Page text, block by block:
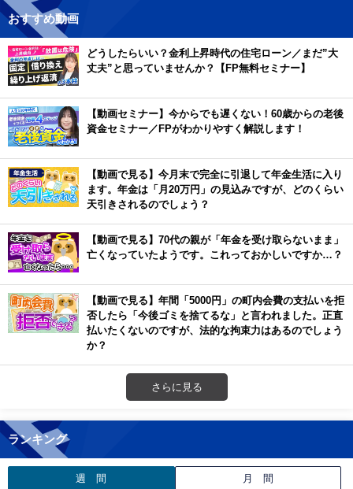
おすすめ動画
どうしたらいい？金利上昇時代の住宅ローン／まだ”大
丈夫”と思っていませんか？【FP無料セミナー】
【動画セミナー】今からでも遅くない！60歳からの老後
資金セミナー／FPがわかりやすく解説します！
【動画で見る】今月末で完全に引退して年金生活に入り
ます。年金は「月20万円」の見込みですが、どのくらい
天引きされるのでしょう？
【動画で見る】70代の親が「年金を受け取らないまま」
亡くなっていたようです。これっておかしいですか…？
【動画で見る】年間「5000円」の町内会費の支払いを拒
否したら「今後ゴミを捨てるな」と言われました。正直
払いたくないのですが、法的な拘束力はあるのでしょう
か？
さらに見る
ランキング
週 間 月 間